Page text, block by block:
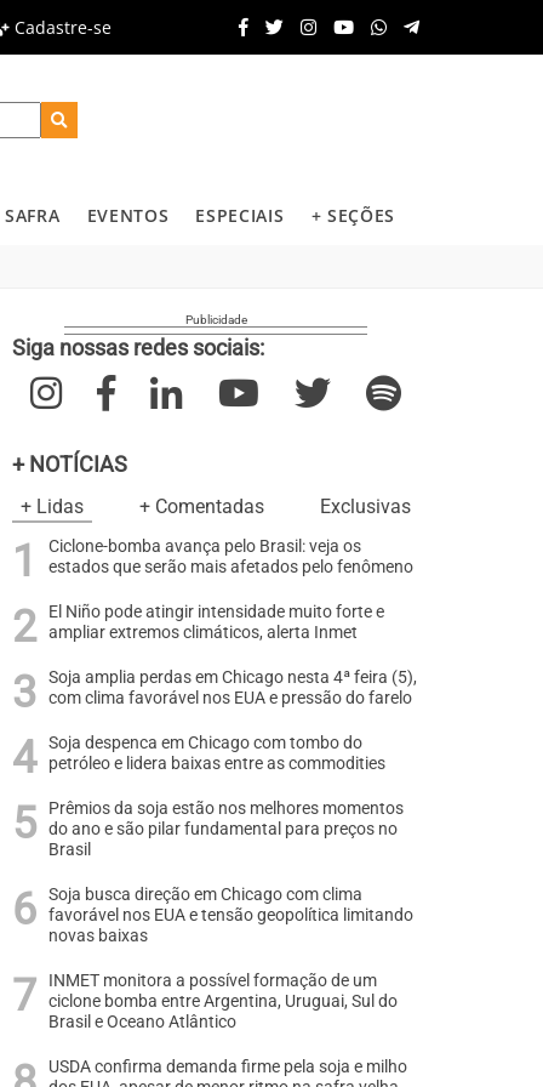
Cadastre-se
SAFRA EVENTOS ESPECIAIS + SEÇÕES
Siga nossas redes sociais:
+ NOTÍCIAS
+ Lidas + Comentadas Exclusivas
Ciclone-bomba avança pelo Brasil: veja os
estados que serão mais afetados pelo fenômeno
El Niño pode atingir intensidade muito forte e
ampliar extremos climáticos, alerta Inmet
Soja amplia perdas em Chicago nesta 4ª feira (5),
com clima favorável nos EUA e pressão do farelo
Soja despenca em Chicago com tombo do
petróleo e lidera baixas entre as commodities
Prêmios da soja estão nos melhores momentos
do ano e são pilar fundamental para preços no
Brasil
Soja busca direção em Chicago com clima
favorável nos EUA e tensão geopolítica limitando
novas baixas
INMET monitora a possível formação de um
ciclone bomba entre Argentina, Uruguai, Sul do
Brasil e Oceano Atlântico
USDA confirma demanda firme pela soja e milho